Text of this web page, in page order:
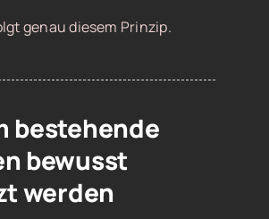
genau diesem Prinzip.
bestehende
bewusst
werden